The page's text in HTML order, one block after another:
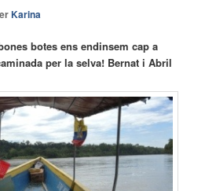
Karina
botes ens endinsem cap a
per la selva! Bernat i Abril